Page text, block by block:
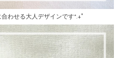
わせる大人デザインです*.+ﾟ